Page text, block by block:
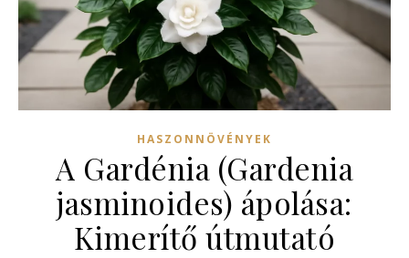
HASZONNÖVÉNYEK
A Gardénia (Gardenia
jasminoides) ápolása:
Kimerítő útmutató